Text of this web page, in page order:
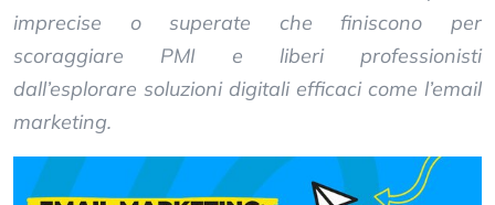
imprecise o superate che finiscono per
scoraggiare PMI e liberi professionisti
dall’esplorare soluzioni digitali efficaci come l’email
marketing.